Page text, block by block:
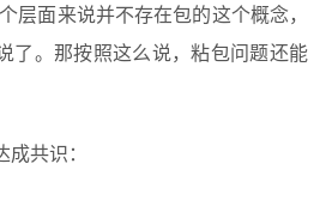
层面来说并不存在包的这个概念，
了。那按照这么说，粘包问题还能
共识：